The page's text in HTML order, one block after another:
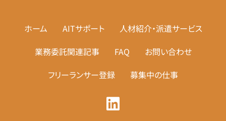
ホーム AITサポート
人材紹介・派遣サービス
業務委託関連記事
FAQ
お問い合わせ
フリーランサー登録
募集中の仕事